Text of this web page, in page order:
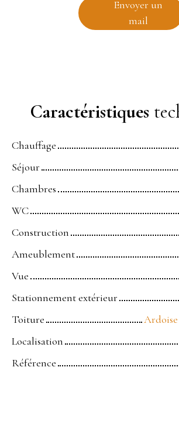
Envoyer un
mail
Caractéristiques
Chauffage
Séjour
Chambres
WC
Construction
Ameublement
Vue
Stationnement extérieur
Toiture
Localisation
Référence